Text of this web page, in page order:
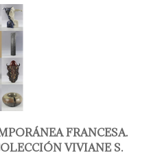
FRANCESA.
VIVIANE S.